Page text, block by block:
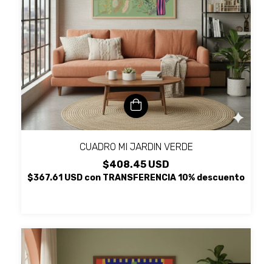
CUADRO MI JARDIN VERDE
$408.45 USD
$367.61 USD con TRANSFERENCIA 10% descuento